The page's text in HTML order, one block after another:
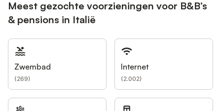
Meest gezochte voorzieningen voor B&B’s
& pensions in Italië
Zwembad
(269)
Internet
(2.002)